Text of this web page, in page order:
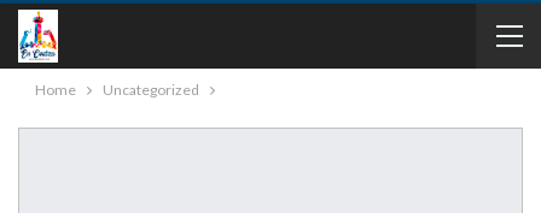
Home Uncategorized